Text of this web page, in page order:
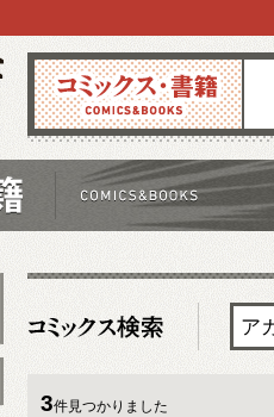
コミックス 雑誌
3件見つかりました